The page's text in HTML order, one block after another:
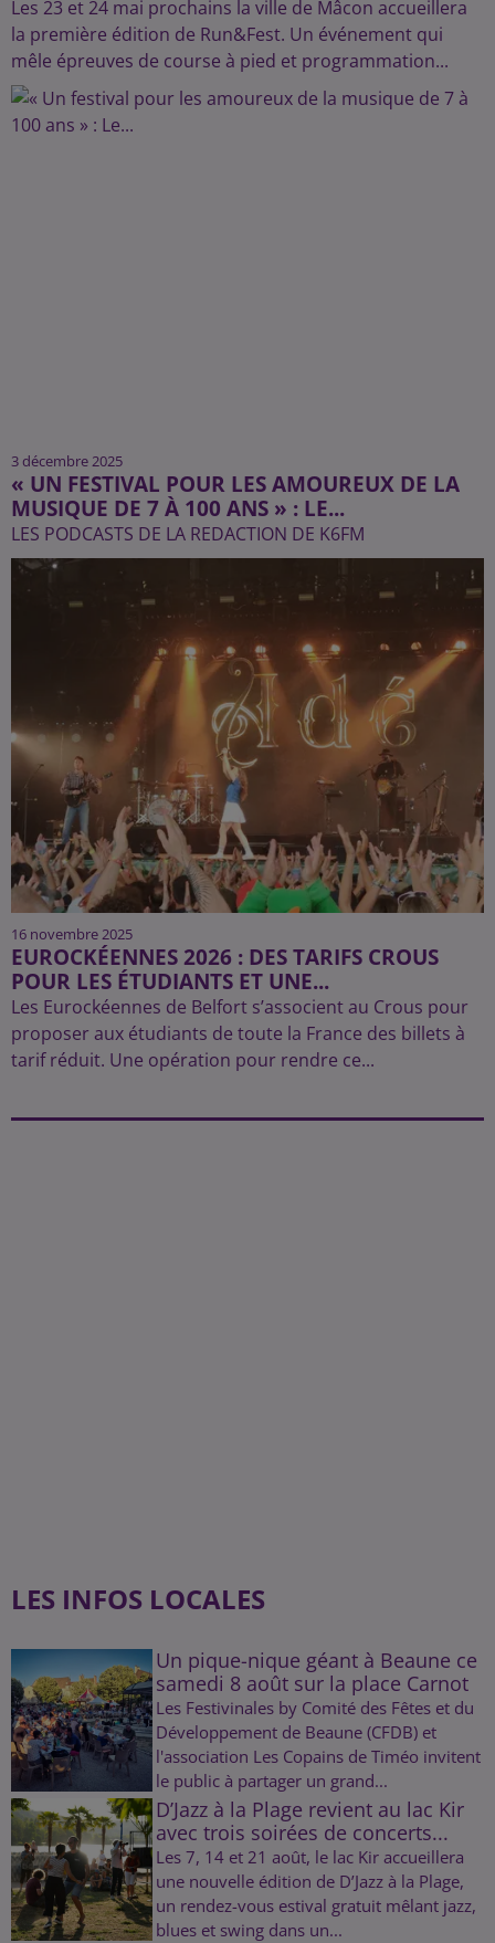
Les 23 et 24 mai prochains la ville de Mâcon accueillera
la première édition de Run&Fest. Un événement qui
mêle épreuves de course à pied et programmation...
3 décembre 2025
« UN FESTIVAL POUR LES AMOUREUX DE LA
MUSIQUE DE 7 À 100 ANS » : LE...
LES PODCASTS DE LA REDACTION DE K6FM
16 novembre 2025
EUROCKÉENNES 2026 : DES TARIFS CROUS
POUR LES ÉTUDIANTS ET UNE...
Les Eurockéennes de Belfort s’associent au Crous pour
proposer aux étudiants de toute la France des billets à
tarif réduit. Une opération pour rendre ce...
LES INFOS LOCALES
Un pique-nique géant à Beaune ce
samedi 8 août sur la place Carnot
Les Festivinales by Comité des Fêtes et du
Développement de Beaune (CFDB) et
l'association Les Copains de Timéo invitent
le public à partager un grand...
D’Jazz à la Plage revient au lac Kir
avec trois soirées de concerts...
Les 7, 14 et 21 août, le lac Kir accueillera
une nouvelle édition de D’Jazz à la Plage,
un rendez-vous estival gratuit mêlant jazz,
blues et swing dans un...